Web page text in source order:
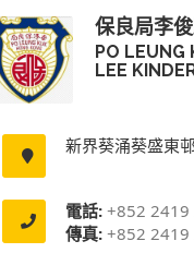
保良局李
PO LEUNG
LEE
新界葵涌葵盛東
電話: +852
傳真: +852 2419